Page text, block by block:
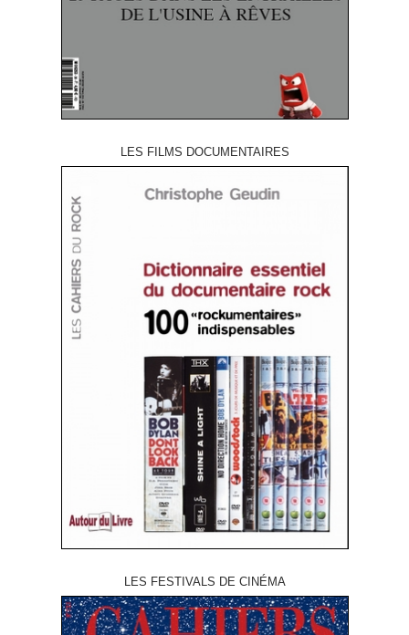
LES FILMS DOCUMENTAIRES
LES FESTIVALS DE CINÉMA